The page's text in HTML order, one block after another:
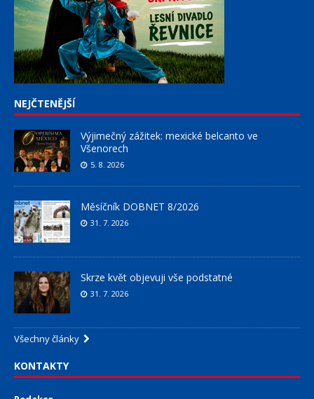
NEJČTENĚJŠÍ
Výjimečný zážitek: mexické belcanto ve
Všenorech
5. 8. 2026
Měsíčník DOBNET 8/2026
31. 7. 2026
Skrze květ objevuji vše podstatné
31. 7. 2026
Všechny články
KONTAKTY